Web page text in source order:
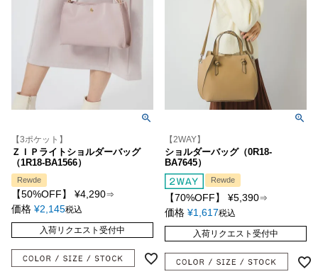
【3ポケット】
ＺＩＰライトショルダーバッグ
（1R18-BA1566）
Rewde
【50%OFF】 ¥4,290⇒
価格 ¥2,145税込
入荷リクエスト受付中
【2WAY】
ショルダーバッグ（0R18-
BA7645）
Rewde
【70%OFF】 ¥5,390⇒
価格 ¥1,617税込
入荷リクエスト受付中